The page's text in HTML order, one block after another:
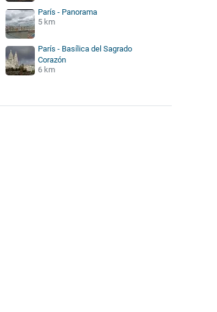
París - Panorama
5 km
París - Basílica del Sagrado
Corazón
6 km